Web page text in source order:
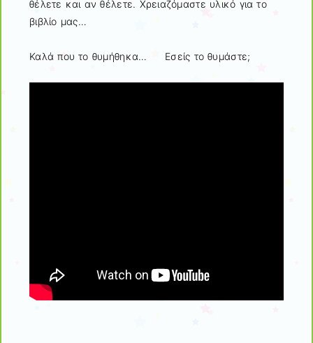
θέλετε και αν θέλετε. Χρειαζόμαστε υλικό για το
βιβλίο μας…
Καλά που το θυμήθηκα… Εσείς το θυμάστε;